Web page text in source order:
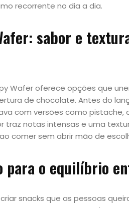
recorrente no dia a dia.
sabor e
Wafer oferece opções que
de chocolate. Antes do
com versões como pistache,
traz notas intensas e uma
comer sem abrir mão de
para o equilíbrio
snacks que as pessoas